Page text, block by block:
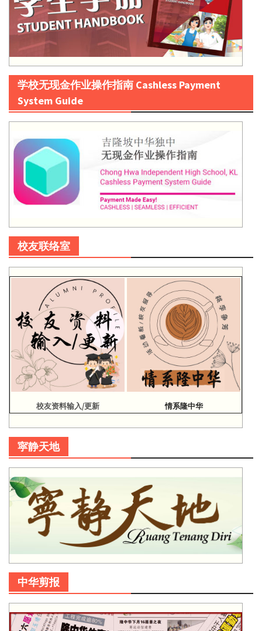
学校无现金作业操作指南 Cashless Payment
System Guide
校友联络室
校友资料输入/更新 情系隆中华
寜静天地
中华剪报